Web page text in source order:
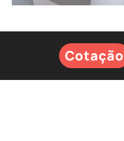
Cotação